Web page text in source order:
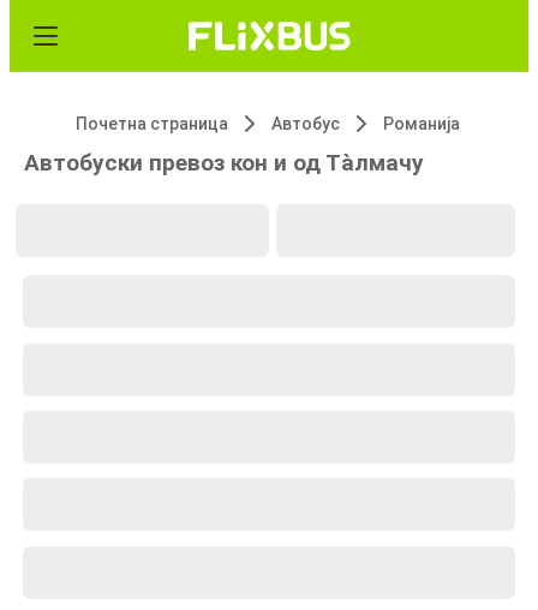
Почетна страница Автобус Романија
Автобуски превоз кон и од Тàлмачу